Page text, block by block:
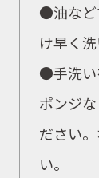
●油など
け早く
●手洗い
ポンジ
ださい
い。